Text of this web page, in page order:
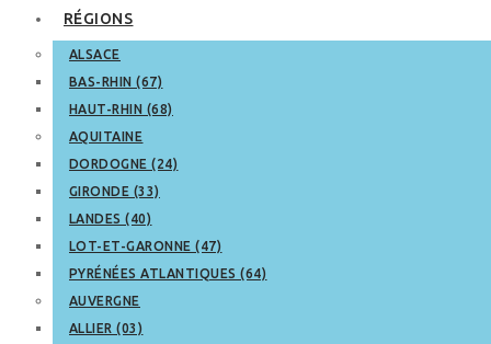
RÉGIONS
ALSACE
BAS-RHIN (67)
HAUT-RHIN (68)
AQUITAINE
DORDOGNE (24)
GIRONDE (33)
LANDES (40)
LOT-ET-GARONNE (47)
PYRÉNÉES ATLANTIQUES (64)
AUVERGNE
ALLIER (03)